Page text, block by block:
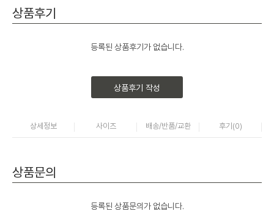
상품후기
등록된 상품후기가 없습니다.
상품후기 작성
상세정보 사이즈 배송/반품/교환 후기(0)
상품문의
등록된 상품문의가 없습니다.